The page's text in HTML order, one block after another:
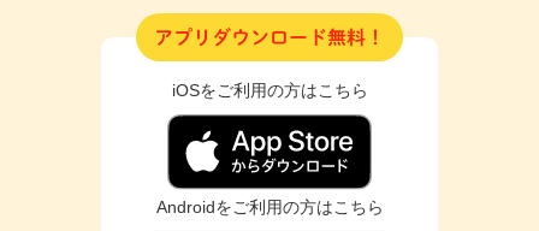
アプリダウンロード無料！
iOSをご利用の方はこちら
Androidをご利用の方はこちら